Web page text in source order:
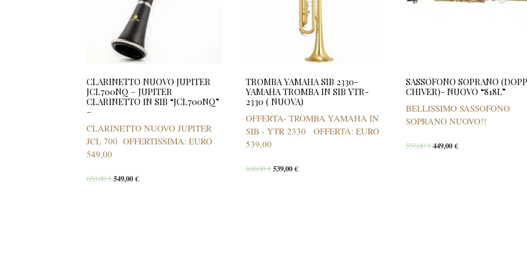
CLARINETTO NUOVO JUPITER
JCL700NQ – JUPITER
CLARINETTO IN SIB “JCL700NQ”
–
CLARINETTO NUOVO JUPITER
JCL 700 OFFERTISSIMA: EURO
549,00
650,00€549,00€
TROMBA YAMAHA SIB 2330-
YAMAHA TROMBA IN SIB YTR-
2330 ( NUOVA)
OFFERTA- TROMBA YAMAHA IN
SIB - YTR 2330 OFFERTA: EURO
539,00
600,00€539,00€
SASSOFONO SOPRANO
CHIVER)- NUOVO “818L”
BELLISSIMO SASSOFONO
SOPRANO NUOVO!!
550,00€449,00€